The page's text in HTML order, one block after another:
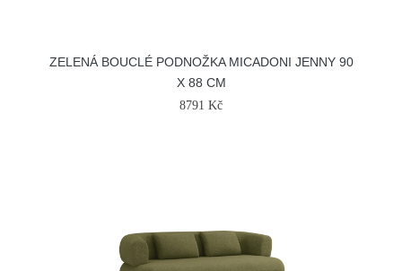
ZELENÁ BOUCLÉ PODNOŽKA MICADONI JENNY 90
X 88 CM
8791 Kč